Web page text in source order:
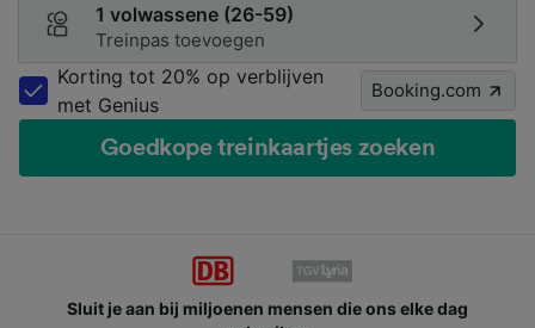
1 volwassene (26-59)
Treinpas toevoegen
Korting tot 20% op verblijven
met Genius
Booking.com
Goedkope treinkaartjes zoeken
Sluit je aan bij miljoenen mensen die ons elke dag